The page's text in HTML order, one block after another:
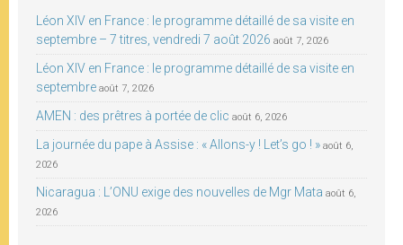
Léon XIV en France : le programme détaillé de sa visite en
septembre – 7 titres, vendredi 7 août 2026 août 7, 2026
Léon XIV en France : le programme détaillé de sa visite en
septembre août 7, 2026
AMEN : des prêtres à portée de clic août 6, 2026
La journée du pape à Assise : « Allons-y ! Let’s go ! » août 6,
2026
Nicaragua : L’ONU exige des nouvelles de Mgr Mata août 6,
2026